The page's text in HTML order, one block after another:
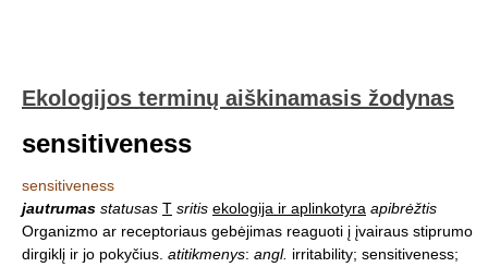
Ekologijos terminų aiškinamasis žodynas
sensitiveness
sensitiveness
jautrumas statusas T sritis ekologija ir aplinkotyra apibrėžtis
Organizmo ar receptoriaus gebėjimas reaguoti į įvairaus stiprumo
dirgiklį ir jo pokyčius. atitikmenys: angl. irritability; sensitiveness;